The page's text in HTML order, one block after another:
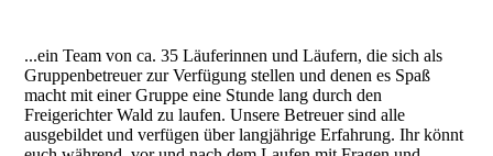
...ein Team von ca. 35 Läuferinnen und Läufern, die sich als
Gruppenbetreuer zur Verfügung stellen und denen es Spaß
macht mit einer Gruppe eine Stunde lang durch den
Freigerichter Wald zu laufen. Unsere Betreuer sind alle
ausgebildet und verfügen über langjährige Erfahrung. Ihr könnt